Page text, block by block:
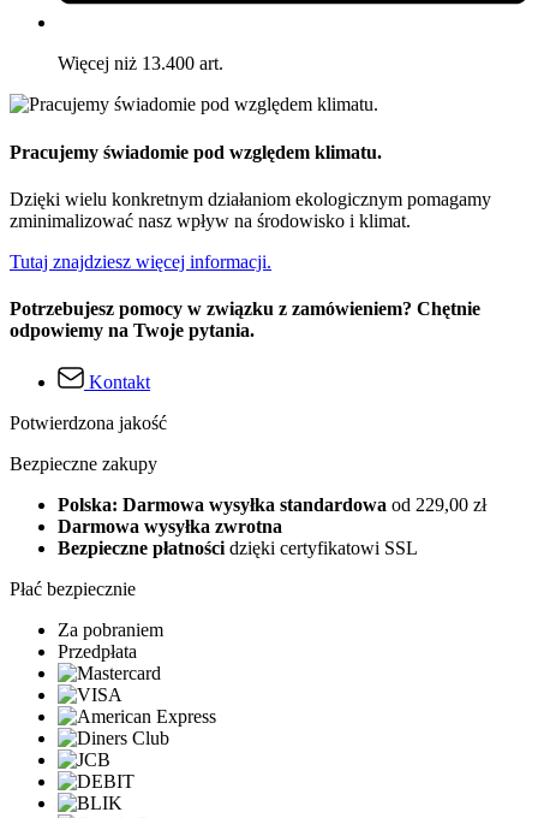
Więcej niż 13.400 art.
Pracujemy świadomie pod względem klimatu.
Dzięki wielu konkretnym działaniom ekologicznym pomagamy
zminimalizować nasz wpływ na środowisko i klimat.
Tutaj znajdziesz więcej informacji.
Potrzebujesz pomocy w związku z zamówieniem? Chętnie
odpowiemy na Twoje pytania.
Kontakt
Potwierdzona jakość
Bezpieczne zakupy
Polska: Darmowa wysyłka standardowa od 229,00 zł
Darmowa wysyłka zwrotna
Bezpieczne płatności dzięki certyfikatowi SSL
Płać bezpiecznie
Za pobraniem
Przedpłata